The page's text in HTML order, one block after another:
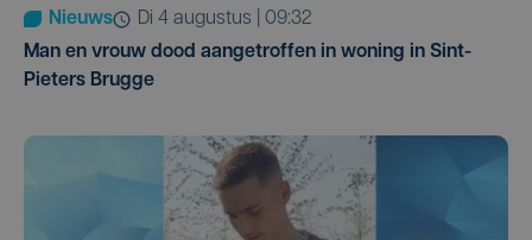
Nieuws
di 4 augustus | 09:32
Man en vrouw dood aangetroffen in woning in Sint-
Pieters Brugge